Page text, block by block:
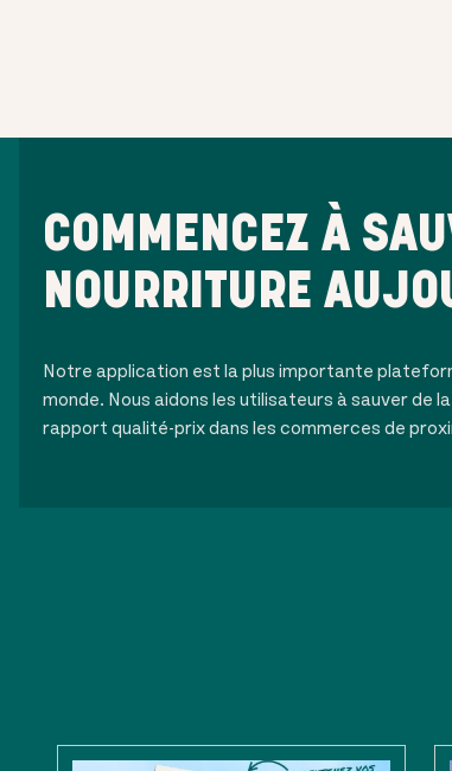
COMMENCEZ À
NOURRITURE
Notre application est la plus importante
monde. Nous aidons les utilisateurs à sauver de
rapport qualité-prix dans les commerces de